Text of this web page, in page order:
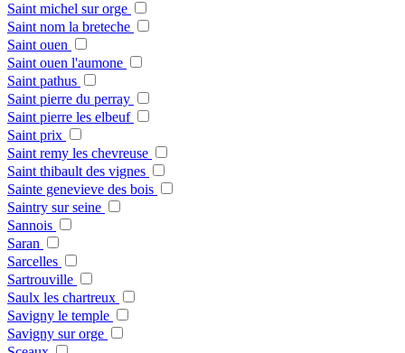
Saint michel sur orge
Saint nom la breteche
Saint ouen
Saint ouen l'aumone
Saint pathus
Saint pierre du perray
Saint pierre les elbeuf
Saint prix
Saint remy les chevreuse
Saint thibault des vignes
Sainte genevieve des bois
Saintry sur seine
Sannois
Saran
Sarcelles
Sartrouville
Saulx les chartreux
Savigny le temple
Savigny sur orge